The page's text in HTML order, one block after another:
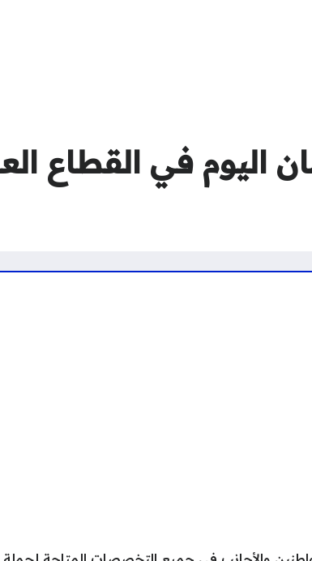
اليوم في القطاع